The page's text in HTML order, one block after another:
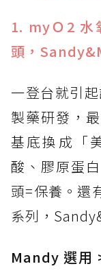
1. myＯ2 水
頭，
一登台就引
製藥研發，
基底換成「
酸、膠原蛋
頭=保養。還
系列，
Mandy 選用